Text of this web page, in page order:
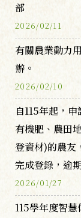
部
2026/02/11
有關農業動力
辦。
2026/02/10
自115年起，
有機肥、農田
登資材)的農友
完成登錄，逾
2026/01/27
115學年度智